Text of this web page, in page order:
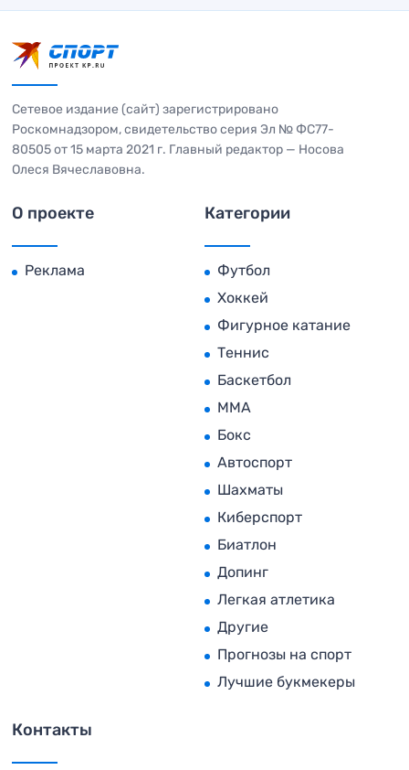
Сетевое издание (сайт) зарегистрировано
Роскомнадзором, свидетельство серия Эл № ФС77-
80505 от 15 марта 2021 г. Главный редактор — Носова
Олеся Вячеславовна.
О проекте
Реклама
Категории
Футбол
Хоккей
Фигурное катание
Теннис
Баскетбол
MMA
Бокс
Автоспорт
Шахматы
Киберспорт
Биатлон
Допинг
Легкая атлетика
Другие
Прогнозы на спорт
Лучшие букмекеры
Контакты